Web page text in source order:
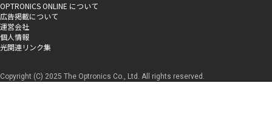
OPTRONICS ONLINE について
広告掲載について
運営会社
個人情報
光関連リンク集
Copyright (C) 2025 The Optronics Co., Ltd. All rights reserved.